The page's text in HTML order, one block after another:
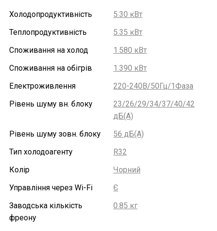
Холодопродуктивність
5.30 кВт
Теплопродуктивність
5.35 кВт
Споживання на холод
1.580 кВт
Споживання на обігрів
1.390 кВт
Електроживлення
220-240В/50Гц/1Фаза
Рівень шуму вн. блоку
23/26/29/34/37/40/42
дБ(А)
Рівень шуму зовн. блоку
56 дБ(А)
Тип холодоагенту
R32
Колір
Чорний
Управління через Wi-Fi
Є
Заводська кількість
фреону
0.85 кг